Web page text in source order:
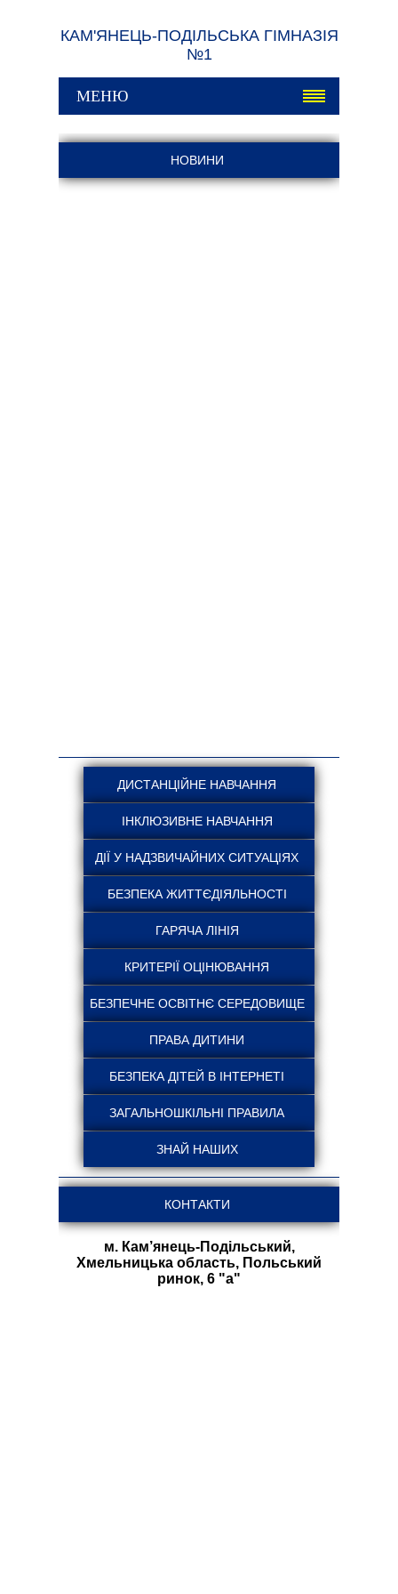
КАМ'ЯНЕЦЬ-ПОДІЛЬСЬКА ГІМНАЗІЯ
№1
МЕНЮ
м. Кам’янець-Подільський,
Хмельницька область, Польський
ринок, 6 "а"